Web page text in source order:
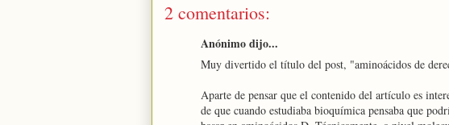
2 comentarios:
Anónimo dijo...
Muy divertido el título del post, "aminoácidos de
Aparte de pensar que el contenido del artículo es
de que cuando estudiaba bioquímica pensaba que